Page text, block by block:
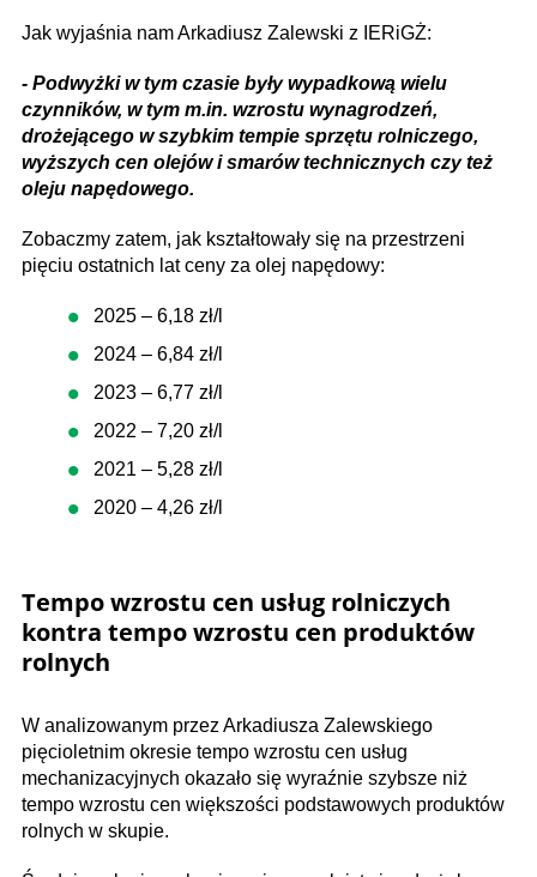
Jak wyjaśnia nam Arkadiusz Zalewski z IERiGŻ:
- Podwyżki w tym czasie były wypadkową wielu
czynników, w tym m.in. wzrostu wynagrodzeń,
drożejącego w szybkim tempie sprzętu rolniczego,
wyższych cen olejów i smarów technicznych czy też
oleju napędowego.
Zobaczmy zatem, jak kształtowały się na przestrzeni
pięciu ostatnich lat ceny za olej napędowy:
2025 – 6,18 zł/l
2024 – 6,84 zł/l
2023 – 6,77 zł/l
2022 – 7,20 zł/l
2021 – 5,28 zł/l
2020 – 4,26 zł/l
Tempo wzrostu cen usług rolniczych
kontra tempo wzrostu cen produktów
rolnych
W analizowanym przez Arkadiusza Zalewskiego
pięcioletnim okresie tempo wzrostu cen usług
mechanizacyjnych okazało się wyraźnie szybsze niż
tempo wzrostu cen większości podstawowych produktów
rolnych w skupie.